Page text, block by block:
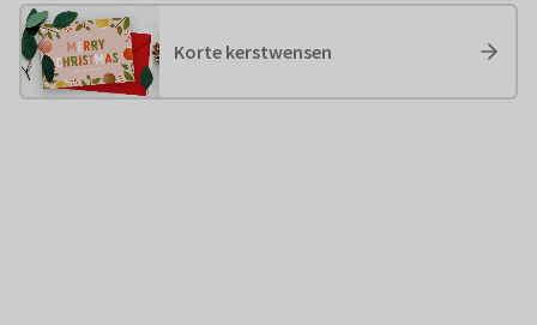
Korte kerstwensen